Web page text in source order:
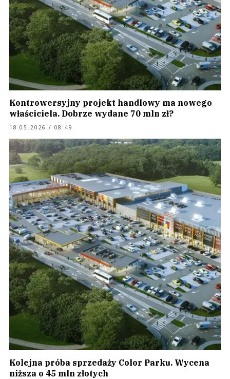
Kontrowersyjny projekt handlowy ma nowego
właściciela. Dobrze wydane 70 mln zł?
18.05.2026 / 08:49
Kolejna próba sprzedaży Color Parku. Wycena
niższa o 45 mln złotych